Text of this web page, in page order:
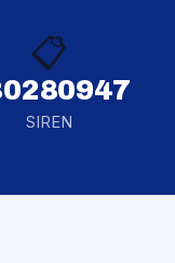
📋
SIREN